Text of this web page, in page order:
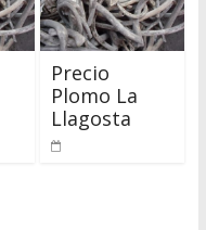
Precio
Plomo La
Llagosta